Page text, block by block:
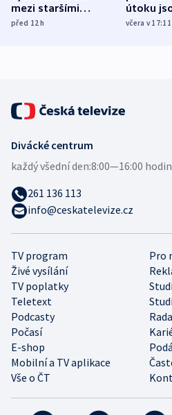
mezi staršími
Poláky nebezpečné
před 12h
útoku
míní
včera v 17:11
TV program
Pro
Živé vysílání
TV poplatky
Teletext
Podcasty
Počasí
E-shop
Mobilní a TV aplikace
Vše o ČT
Divácké centrum
každý všední den:8:00—16:00 hodin
261 136 113
info@ceskatelevize.cz